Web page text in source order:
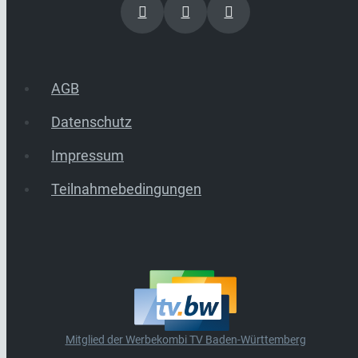
AGB
Datenschutz
Impressum
Teilnahmebedingungen
Mitglied der Werbekombi TV Baden-Württemberg